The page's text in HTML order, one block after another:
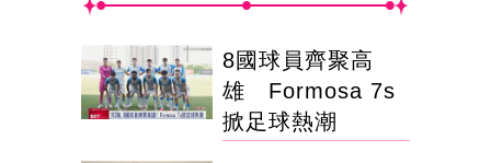
8國球員齊聚高
雄 Formosa 7s
掀足球熱潮